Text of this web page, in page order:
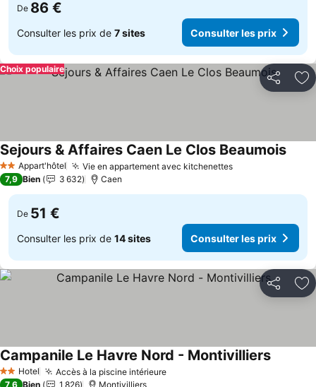
De 86 €
Consulter les prix de 7 sites Consulter les prix
Partager
Choix populaire
2 ÉtoilesAppart'hôtel Vie en appartement avec kitchenettes
Sejours & Affaires Caen Le Clos Beaumois
7,9 Bien 3 632 Caen
De 51 €
Consulter les prix de 14 sites Consulter les prix
Partager
2 Étoiles
Hotel Accès à la piscine intérieure
Campanile Le Havre Nord - Montivilliers
7,6 Bien 1 826 Montivilliers